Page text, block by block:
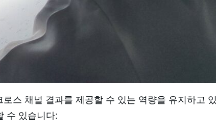
스 채널 결과를 제공할 수 있는 역량을 유지하고
수 있습니다: